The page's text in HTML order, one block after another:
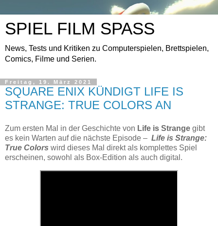
SPIEL FILM SPASS
News, Tests und Kritiken zu Computerspielen, Brettspielen,
Comics, Filme und Serien.
Freitag, 19. März 2021
SQUARE ENIX KÜNDIGT LIFE IS
STRANGE: TRUE COLORS AN
Zum ersten Mal in der Geschichte von Life is Strange gibt
es kein Warten auf die nächste Episode – Life is Strange:
True Colors wird dieses Mal direkt als komplettes Spiel
erscheinen, sowohl als Box-Edition als auch digital.